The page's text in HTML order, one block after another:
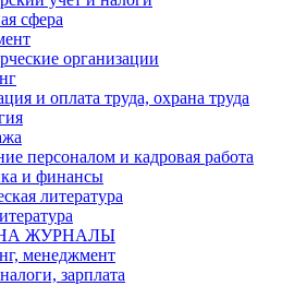
сфера
организации
и оплата труда, охрана труда
персоналом и кадровая работа
и финансы
литература
ЖУРНАЛЫ
менеджмент
зарплата